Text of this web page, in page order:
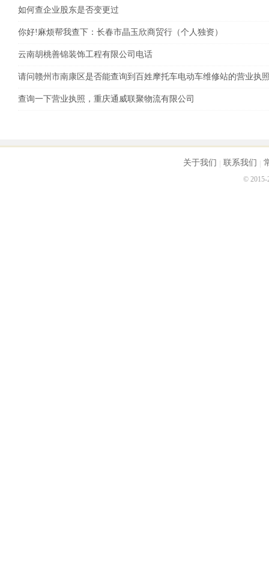
如何查企业股东是否变更过
你好!麻烦帮我查下：长春市晶玉欣商贸行（个人独资）
云南胡桃善锦装饰工程有限公司电话
请问赣州市南康区是否能查询到百姓摩托车电动车维修站的营业执
查询一下营业执照，重庆通威联聚物流有限公司
关于我们 联系我们
© 2015-